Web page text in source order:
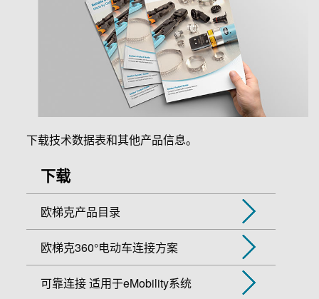
下载技术数据表和其他产品信息。
下载
欧梯克产品目录
欧梯克360°电动车连接方案
可靠连接 适用于eMobility系统